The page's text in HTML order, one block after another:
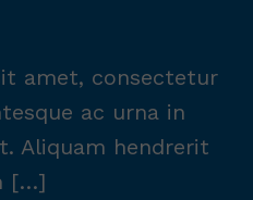
amet, consectetur
ac urna in
Aliquam hendrerit
[…]